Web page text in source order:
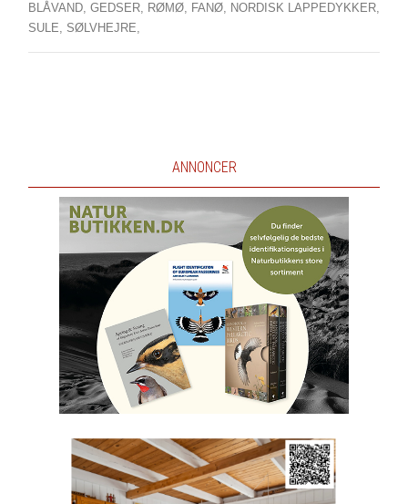
BLÅVAND, GEDSER, RØMØ, FANØ, NORDISK LAPPEDYKKER,
SULE, SØLVHEJRE,
ANNONCER